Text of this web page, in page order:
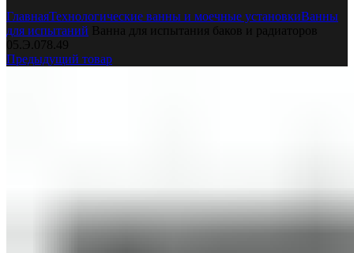
ГлавнаяТехнологические ванны и моечные установкиВанны
для испытаний Ванна для испытания баков и радиаторов
05.Э.078.49
Предыдущий товар